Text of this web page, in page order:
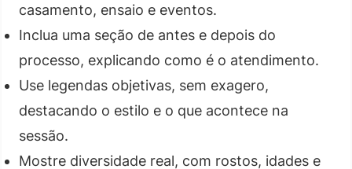
casamento, ensaio e eventos.
Inclua uma seção de antes e depois do
processo, explicando como é o atendimento.
Use legendas objetivas, sem exagero,
destacando o estilo e o que acontece na
sessão.
Mostre diversidade real, com rostos, idades e